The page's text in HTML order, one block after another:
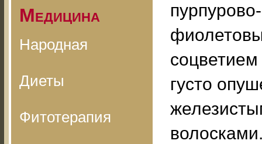
Медицина
Народная
Диеты
Фитотерапия
пурпурово-
густо